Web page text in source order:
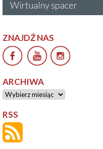
Wirtualny spacer
ZNAJDŹ NAS
ARCHIWA
Archiwa
RSS